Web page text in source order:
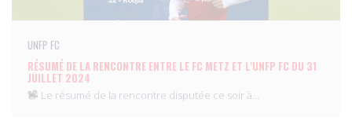
UNFP FC
RÉSUMÉ DE LA RENCONTRE ENTRE LE FC METZ ET L'UNFP FC DU 31
JUILLET 2024
Le résumé de la rencontre disputée ce soir à…